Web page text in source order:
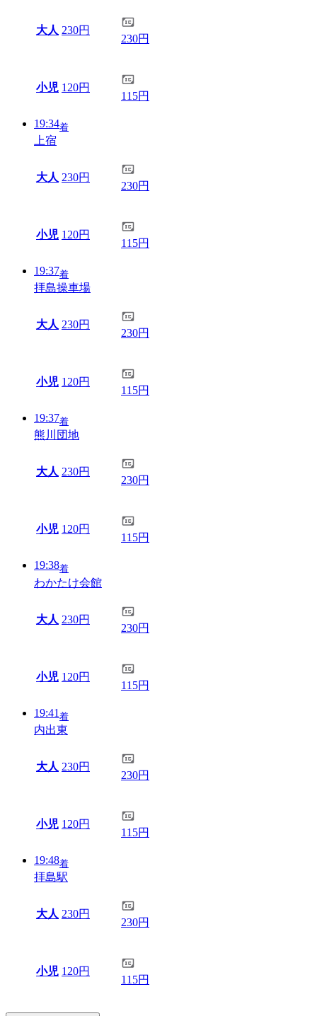
大人 230円
230円
小児 120円
115円
19:34着
上宿
大人 230円
230円
小児 120円
115円
19:37着
拝島操車場
大人 230円
230円
小児 120円
115円
19:37着
熊川団地
大人 230円
230円
小児 120円
115円
19:38着
わかたけ会館
大人 230円
230円
小児 120円
115円
19:41 着
内出東
大人 230円
230円
小児 120円
115円
19:48着
拝島駅
大人 230円
230円
小児 120円
115円